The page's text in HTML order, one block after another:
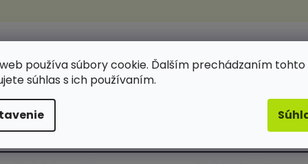
používa súbory cookie. Ďalším prechádzaním tohto
súhlas s ich používaním.
Popis Hodnotenie (1)